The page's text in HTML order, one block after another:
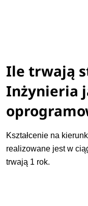
Ile trwają
Inżynieria
Kształcenie na
realizowane jest w
trwają 1 rok.